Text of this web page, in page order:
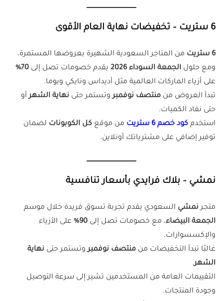
6 ستريت – تخفيضات نهاية العام الأقوى
6 ستريت
من المتاجر السعودية الشهيرة بعروضها المستمرة،
ومع حلول الجمعة السوداء 2026 يقدم خصومات تصل إلى 70%
على أزياء الماركات العالمية مثل أديداس ونايكي وبوما.
تبدأ العروض من منتصف نوفمبروتستمر حتى نهاية الشهرأو
حتى نفاد الكميات.
استخدم كود خصم 6 ستريت من موقع كل الكوبونات لضمان
توفير إضافي على مشترياتك أونلاين.
نمشي – بلاك فرايدي بأسعار تنافسية
متجرنمشي السعودي يقدم تجربة تسوق فريدة خلال موسم
الجمعة البيضاء، مع خصومات تصل إلى 90%
على الأزياء
والإكسسوارات.
غالبًا تبدأ التخفيضات من منتصف نوفمبروتستمر حتى نهاية
الشهر.
التقييمات العامة من المستخدمين تشير إلى سرعة التوصيل
وجودة المنتجات.